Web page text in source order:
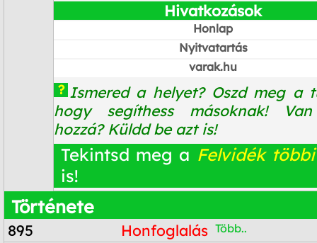
Hivatkozások
Honlap
Nyitvatartás
varak.hu
? Ismered a helyet? Oszd meg a
hogy segíthess másoknak!
hozzá? Küldd be azt is!
Tekintsd meg a Felvidék
is!
Története
895 Honfoglalás Több..